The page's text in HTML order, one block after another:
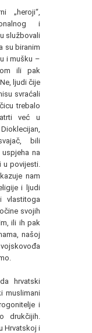
„heroji“,
i
službovali
su biranim
i mušku –
ili pak
ljudi čije
svraćali
trebalo
već u
bili
na
povijesti.
nam
i ljudi
vlastitoga
svojih
ili ih pak
našoj
hrvatski
muslimani
i
drukčijih.
Hrvatskoj i